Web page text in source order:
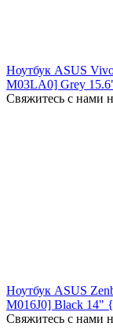
Ноутбук ASUS
M03LA0] Grey
Свяжитесь с нами
Ноутбук ASUS
M016J0] Black 14"
Свяжитесь с нами